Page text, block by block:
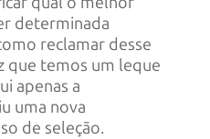
determinada
reclamar desse
que temos um leque
apenas a
uma nova
de seleção.